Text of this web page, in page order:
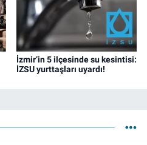
İzmir’in 5 ilçesinde su kesintisi:
İZSU yurttaşları uyardı!